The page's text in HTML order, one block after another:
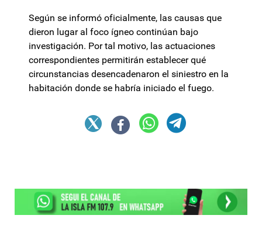
Según se informó oficialmente, las causas que
dieron lugar al foco ígneo continúan bajo
investigación. Por tal motivo, las actuaciones
correspondientes permitirán establecer qué
circunstancias desencadenaron el siniestro en la
habitación donde se habría iniciado el fuego.